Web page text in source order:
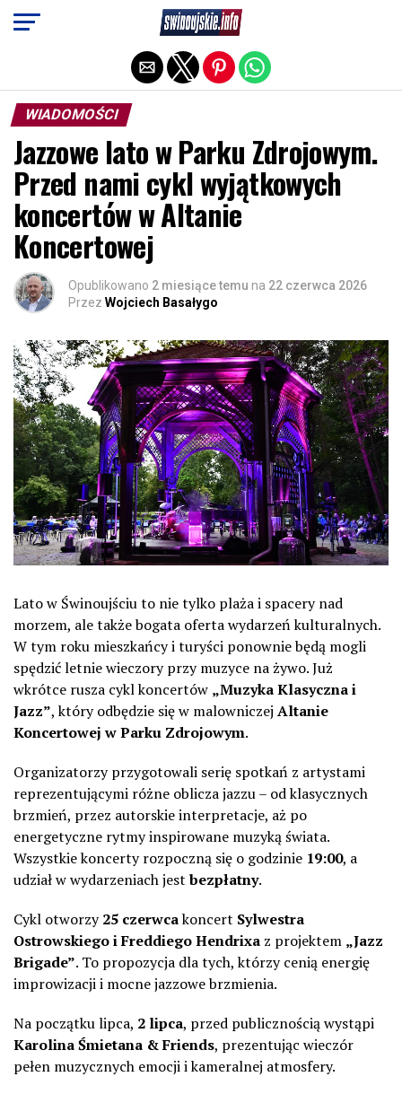
WIADOMOŚCI
Jazzowe lato w Parku Zdrojowym.
Przed nami cykl wyjątkowych
koncertów w Altanie
Koncertowej
Opublikowano 2 miesiące temu na 22 czerwca 2026
Przez Wojciech Basałygo
Lato w Świnoujściu to nie tylko plaża i spacery nad
morzem, ale także bogata oferta wydarzeń kulturalnych.
W tym roku mieszkańcy i turyści ponownie będą mogli
spędzić letnie wieczory przy muzyce na żywo. Już
wkrótce rusza cykl koncertów „Muzyka Klasyczna i
Jazz”, który odbędzie się w malowniczej Altanie
Koncertowej w Parku Zdrojowym.
Organizatorzy przygotowali serię spotkań z artystami
reprezentującymi różne oblicza jazzu – od klasycznych
brzmień, przez autorskie interpretacje, aż po
energetyczne rytmy inspirowane muzyką świata.
Wszystkie koncerty rozpoczną się o godzinie 19:00, a
udział w wydarzeniach jestbezpłatny.
Cykl otworzy25 czerwcakoncert Sylwestra
Ostrowskiego i Freddiego Hendrixa z projektem „Jazz
Brigade”. To propozycja dla tych, którzy cenią energię
improwizacji i mocne jazzowe brzmienia.
Na początku lipca, 2 lipca, przed publicznością wystąpi
Karolina Śmietana & Friends, prezentując wieczór
pełen muzycznych emocji i kameralnej atmosfery.
Exit mobile version